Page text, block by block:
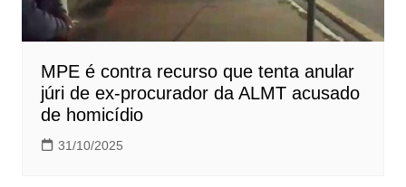
MPE é contra recurso que tenta anular
júri de ex-procurador da ALMT acusado
de homicídio
31/10/2025